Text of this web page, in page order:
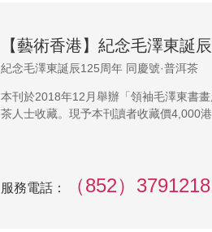
【藝術香港】紀念毛澤東誕
紀念毛澤東誕辰125周年 同慶號·普洱茶
本刊於2018年12月舉辦「領袖毛澤東書
茶人士收藏。現予本刊讀者收藏價4,000
服務電話： （852）